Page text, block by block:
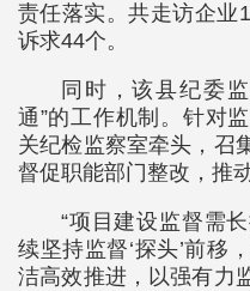
责任落实。共走访企业
诉求44个。
同时，该县纪委
通”的工作机制。针对
关纪检监察室牵头，召
督促职能部门整改，推
“项目建设监督需
续坚持监督‘探头’前移
洁高效推进，以强有力